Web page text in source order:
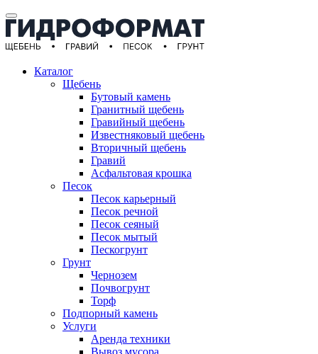
Каталог
Щебень
Бутовый камень
Гранитный щебень
Гравийный щебень
Известняковый щебень
Вторичный щебень
Гравий
Асфальтовая крошка
Песок
Песок карьерный
Песок речной
Песок сеяный
Песок мытый
Пескогрунт
Грунт
Чернозем
Почвогрунт
Торф
Подпорный камень
Услуги
Аренда техники
Вывоз мусора